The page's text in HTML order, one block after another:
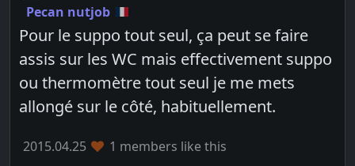
Pecan nutjob
Pour le suppo tout seul, ça peut se faire
assis sur les WC mais effectivement suppo
ou thermomètre tout seul je me mets
allongé sur le côté, habituellement.
2015.04.25 1 members like this